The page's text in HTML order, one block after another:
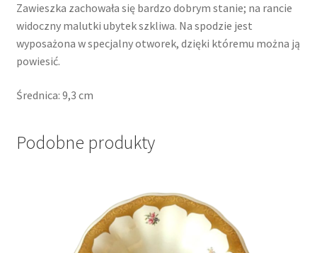
Zawieszka zachowała się bardzo dobrym stanie; na rancie
widoczny malutki ubytek szkliwa. Na spodzie jest
wyposażona w specjalny otworek, dzięki któremu można ją
powiesić.
Średnica: 9,3 cm
Podobne produkty